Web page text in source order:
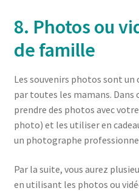
8. Photos ou
de famille
Les souvenirs photos sont un
par toutes les mamans. Dans
prendre des photos avec
photo) et les utiliser en
un photographe
Par la suite, vous aurez
en utilisant les photos ou